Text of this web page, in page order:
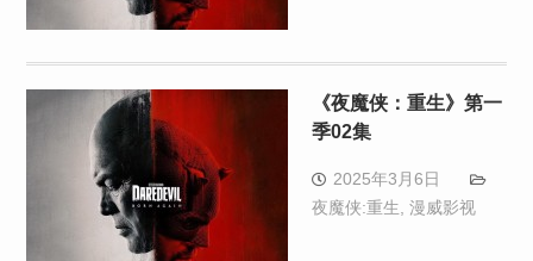
《夜魔侠：重生》第一
季02集
2025年3月6日
夜魔侠:重生 漫威影视